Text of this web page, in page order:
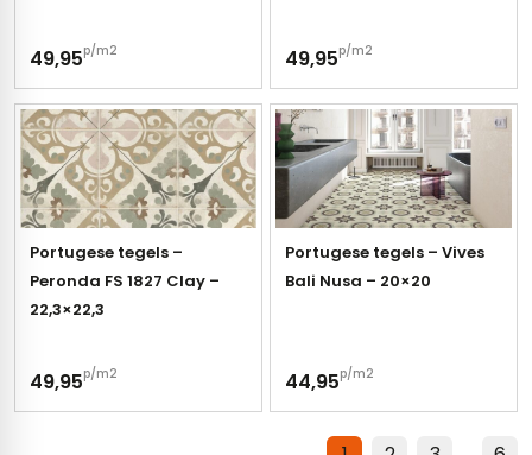
49,95p/m2 49,95p/m2
Portugese tegels –
Peronda FS 1827 Clay –
22,3×22,3
49,95p/m2
Portugese tegels – Vives
Bali Nusa – 20×20
44,95p/m2